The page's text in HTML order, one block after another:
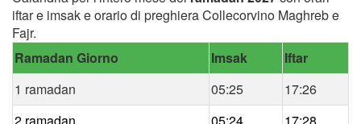
iftar e imsak e orario di preghiera Collecorvino Maghreb e
Fajr.
Ramadan Giorno
Imsak
Iftar
1 ramadan
05:25
17:26
2 ramadan
05:24
17:28